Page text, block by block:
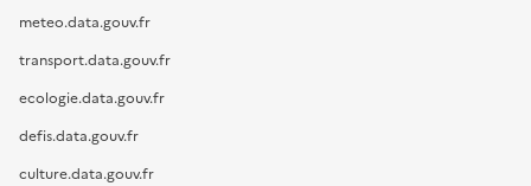
meteo.data.gouv.fr
transport.data.gouv.fr
ecologie.data.gouv.fr
defis.data.gouv.fr
culture.data.gouv.fr